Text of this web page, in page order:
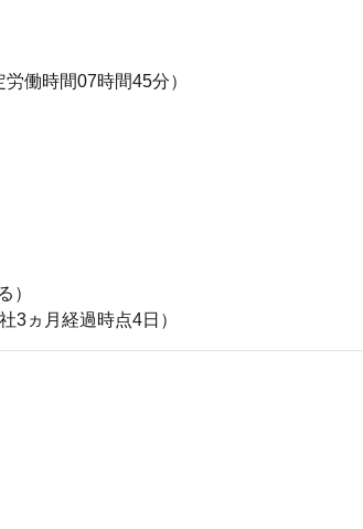
働時間07時間45分）
）
3ヵ月経過時点4日）